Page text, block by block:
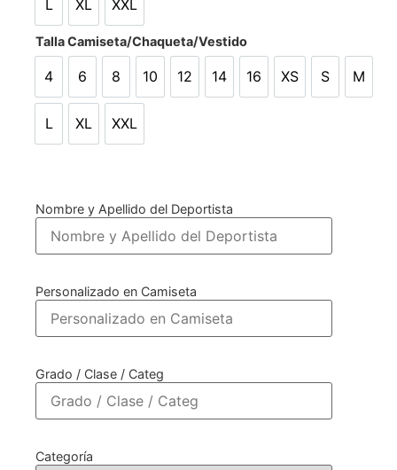
L XL XXL
Talla Camiseta/Chaqueta/Vestido
4 6 8
8
10 12 14 16 XS
XS
S
S
M
L XL XXL
Nombre y Apellido del Deportista
Personalizado en Camiseta
Grado / Clase / Categ
Categoría